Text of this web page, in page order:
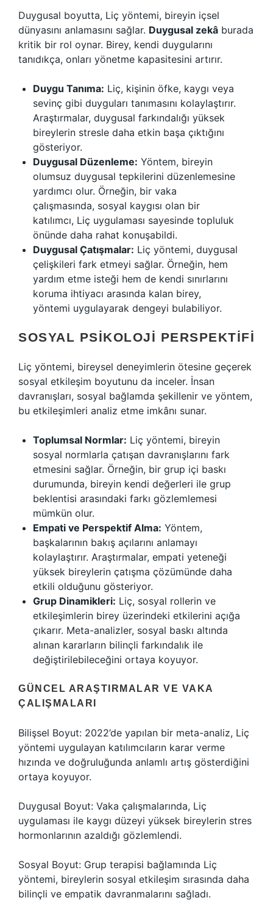
Duygusal boyutta, Liç yöntemi, bireyin içsel
dünyasını anlamasını sağlar. Duygusal zekâ burada
kritik bir rol oynar. Birey, kendi duygularını
tanıdıkça, onları yönetme kapasitesini artırır.
Duygu Tanıma: Liç, kişinin öfke, kaygı veya
sevinç gibi duyguları tanımasını kolaylaştırır.
Araştırmalar, duygusal farkındalığı yüksek
bireylerin stresle daha etkin başa çıktığını
gösteriyor.
Duygusal Düzenleme: Yöntem, bireyin
olumsuz duygusal tepkilerini düzenlemesine
yardımcı olur. Örneğin, bir vaka
çalışmasında, sosyal kaygısı olan bir
katılımcı, Liç uygulaması sayesinde topluluk
önünde daha rahat konuşabildi.
Duygusal Çatışmalar: Liç yöntemi, duygusal
çelişkileri fark etmeyi sağlar. Örneğin, hem
yardım etme isteği hem de kendi sınırlarını
koruma ihtiyacı arasında kalan birey,
yöntemi uygulayarak dengeyi bulabiliyor.
SOSYAL PSIKOLOJI PERSPEKTIFI
Liç yöntemi, bireysel deneyimlerin ötesine geçerek
sosyal etkileşim boyutunu da inceler. İnsan
davranışları, sosyal bağlamda şekillenir ve yöntem,
bu etkileşimleri analiz etme imkânı sunar.
Toplumsal Normlar: Liç yöntemi, bireyin
sosyal normlarla çatışan davranışlarını fark
etmesini sağlar. Örneğin, bir grup içi baskı
durumunda, bireyin kendi değerleri ile grup
beklentisi arasındaki farkı gözlemlemesi
mümkün olur.
Empati ve Perspektif Alma: Yöntem,
başkalarının bakış açılarını anlamayı
kolaylaştırır. Araştırmalar, empati yeteneği
yüksek bireylerin çatışma çözümünde daha
etkili olduğunu gösteriyor.
Grup Dinamikleri: Liç, sosyal rollerin ve
etkileşimlerin birey üzerindeki etkilerini açığa
çıkarır. Meta-analizler, sosyal baskı altında
alınan kararların bilinçli farkındalık ile
değiştirilebileceğini ortaya koyuyor.
GÜNCEL ARAŞTIRMALAR VE VAKA
ÇALIŞMALARI
Bilişsel Boyut: 2022’de yapılan bir meta-analiz, Liç
yöntemi uygulayan katılımcıların karar verme
hızında ve doğruluğunda anlamlı artış gösterdiğini
ortaya koyuyor.
Duygusal Boyut: Vaka çalışmalarında, Liç
uygulaması ile kaygı düzeyi yüksek bireylerin stres
hormonlarının azaldığı gözlemlendi.
Sosyal Boyut: Grup terapisi bağlamında Liç
yöntemi, bireylerin sosyal etkileşim sırasında daha
bilinçli ve empatik davranmalarını sağladı.